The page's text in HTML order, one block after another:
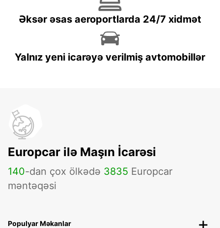
Əksər əsas aeroportlarda 24/7 xidmət
Yalnız yeni icarəyə verilmiş avtomobillər
Europcar ilə Maşın İcarəsi
140-dan çox ölkədə 3835 Europcar
məntəqəsi
Populyar Məkanlar